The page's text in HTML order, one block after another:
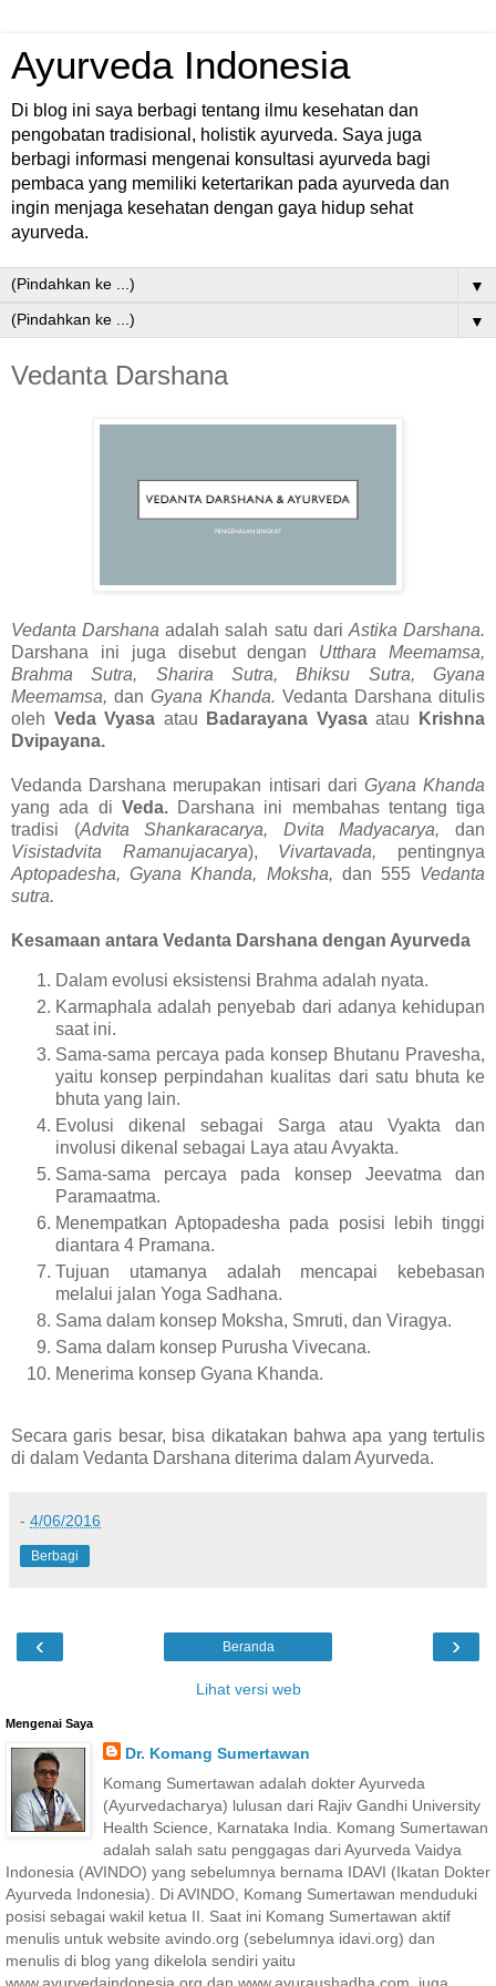
Ayurveda Indonesia
Di blog ini saya berbagi tentang ilmu kesehatan dan
pengobatan tradisional, holistik ayurveda. Saya juga
berbagi informasi mengenai konsultasi ayurveda bagi
pembaca yang memiliki ketertarikan pada ayurveda dan
ingin menjaga kesehatan dengan gaya hidup sehat
ayurveda.
▼
▼
Vedanta Darshana
Vedanta Darshanaadalah salah satu dari Astika Darshana.
Darshana ini juga disebut dengan Utthara Meemamsa,
Brahma Sutra, Sharira Sutra, Bhiksu Sutra, Gyana
Meemamsa, dan Gyana Khanda. Vedanta Darshana ditulis
oleh Veda Vyasa atau Badarayana Vyasaatau
Krishna
Dvipayana.
Vedanda Darshana merupakan intisari dari Gyana Khanda
yang ada di Veda. Darshana ini membahas tentang tiga
tradisi (Advita Shankaracarya, Dvita Madyacarya,dan
Visistadvita Ramanujacarya), Vivartavada, pentingnya
Aptopadesha, Gyana Khanda, Moksha, dan 555 Vedanta
sutra.
Kesamaan antara Vedanta Darshana dengan Ayurveda
Dalam evolusi eksistensi Brahma adalah nyata.
Karmaphala adalah penyebab dari adanya kehidupan
saat ini.
Sama-sama percaya pada konsep Bhutanu Pravesha,
yaitu konsep perpindahan kualitas dari satu bhuta ke
bhuta yang lain.
Evolusi dikenal sebagai Sarga atau Vyakta dan
involusi dikenal sebagai Laya atau Avyakta.
Sama-sama percaya pada konsep Jeevatma dan
Paramaatma.
Menempatkan Aptopadesha pada posisi lebih tinggi
diantara 4 Pramana.
Tujuan utamanya adalah mencapai kebebasan
melalui jalan Yoga Sadhana.
Sama dalam konsep Moksha, Smruti, dan Viragya.
Sama dalam konsep Purusha Vivecana.
Menerima konsep Gyana Khanda.
Secara garis besar, bisa dikatakan bahwa apa yang tertulis
di dalam Vedanta Darshana diterima dalam Ayurveda.
- 4/06/2016
Berbagi
‹ ›
Beranda
Lihat versi web
Mengenai Saya
Dr. Komang Sumertawan
Komang Sumertawan adalah dokter Ayurveda
(Ayurvedacharya) lulusan dari Rajiv Gandhi University
Health Science, Karnataka India. Komang Sumertawan
adalah salah satu penggagas dari Ayurveda Vaidya
Indonesia (AVINDO) yang sebelumnya bernama IDAVI (Ikatan Dokter
Ayurveda Indonesia). Di AVINDO, Komang Sumertawan menduduki
posisi sebagai wakil ketua II. Saat ini Komang Sumertawan aktif
menulis untuk website avindo.org (sebelumnya idavi.org) dan
menulis di blog yang dikelola sendiri yaitu